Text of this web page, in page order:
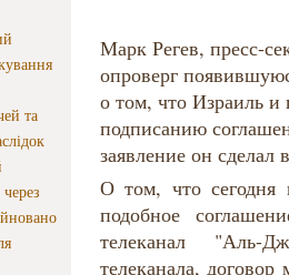
та
Марк Регев, пресс-
опроверг
о том, что Израиль
подписанию
заявление он
О том, что сегодня
подобное
телеканал "Аль-
телеканала,